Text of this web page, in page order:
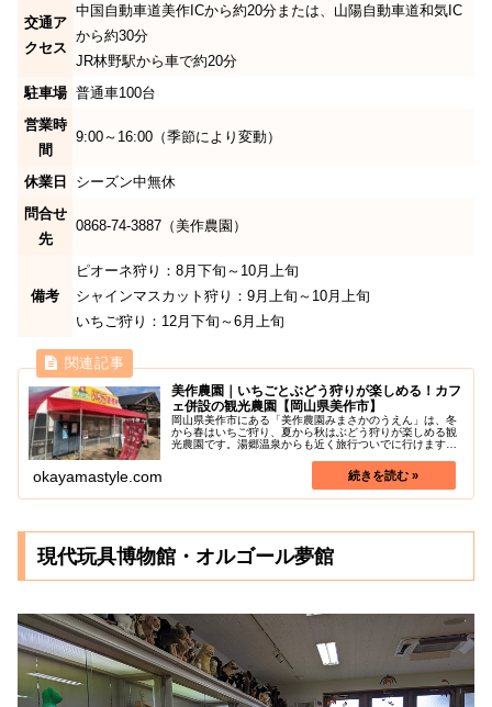
交通ア
クセス
中国自動車道美作ICから約20分または、山陽自動車道和気IC
から約30分
JR林野駅から車で約20分
駐車場 普通車100台
営業時
間
9:00～16:00（季節により変動）
休業日
シーズン中無休
問合せ
先
0868-74-3887（美作農園）
備考
ピオーネ狩り：8月下旬～10月上旬
シャインマスカット狩り：9月上旬～10月上旬
いちご狩り：12月下旬～6月上旬
美作農園｜いちごとぶどう狩りが楽しめる！カフ
ェ併設の観光農園【岡山県美作市】
岡山県美作市にある「美作農園みまさかのうえん」は、冬
から春はいちご狩り、夏から秋はぶどう狩りが楽しめる観
光農園です。湯郷温泉からも近く旅行ついでに行けます。
たソフトクリームやジャム、クリー...
okayamastyle.com
現代玩具博物館・オルゴール夢館